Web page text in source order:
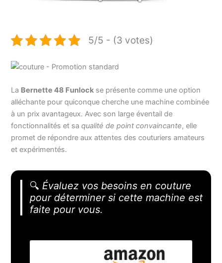
5/5 - (3 votes)
La Bernette 48 Funlock se présente comme une option
alléchante pour quiconque cherche une machine combinée
à un prix avantageux. Avec son large éventail de
fonctionnalités et saqualité de point convaincante, elle
promet de répondre aux attentes des couturiers amateurs
et expérimentés.
🔍 Évaluez vos besoins en couture
pour déterminer si cette machine est
faite pour vous.